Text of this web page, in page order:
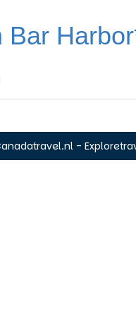
Bar
-